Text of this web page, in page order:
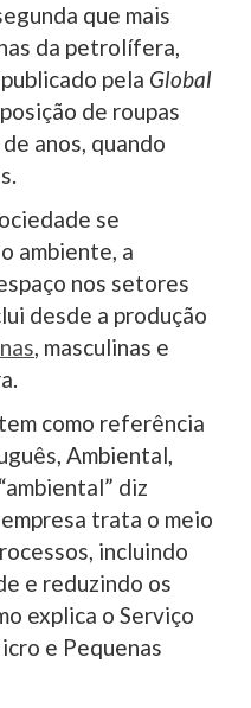
que mais
da petrolífera,
pela Global
de roupas
anos, quando
se
ambiente, a
nos setores
desde a produção
, masculinas e
tem como referência
Ambiental,
diz
trata o meio
incluindo
e reduzindo os
explica o Serviço
e Pequenas